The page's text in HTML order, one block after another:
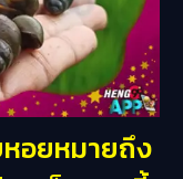
อยหมายถึง